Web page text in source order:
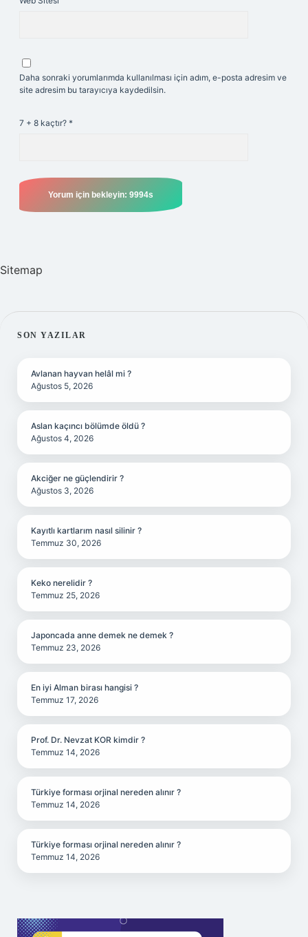
Daha sonraki yorumlarımda kullanılması için adım, e-posta adresim ve
site adresim bu tarayıcıya kaydedilsin.
7 + 8 kaçtır? *
Sitemap
SIDEBAR
SON YAZILAR
Avlanan hayvan helâl mi ?
Ağustos 5, 2026
Aslan kaçıncı bölümde öldü ?
Ağustos 4, 2026
Akciğer ne güçlendirir ?
Ağustos 3, 2026
Kayıtlı kartlarım nasıl silinir ?
Temmuz 30, 2026
Keko nerelidir ?
Temmuz 25, 2026
Japoncada anne demek ne demek ?
Temmuz 23, 2026
En iyi Alman birası hangisi ?
Temmuz 17, 2026
Prof. Dr. Nevzat KOR kimdir ?
Temmuz 14, 2026
Türkiye forması orjinal nereden alınır ?
Temmuz 14, 2026
Türkiye forması orjinal nereden alınır ?
Temmuz 14, 2026